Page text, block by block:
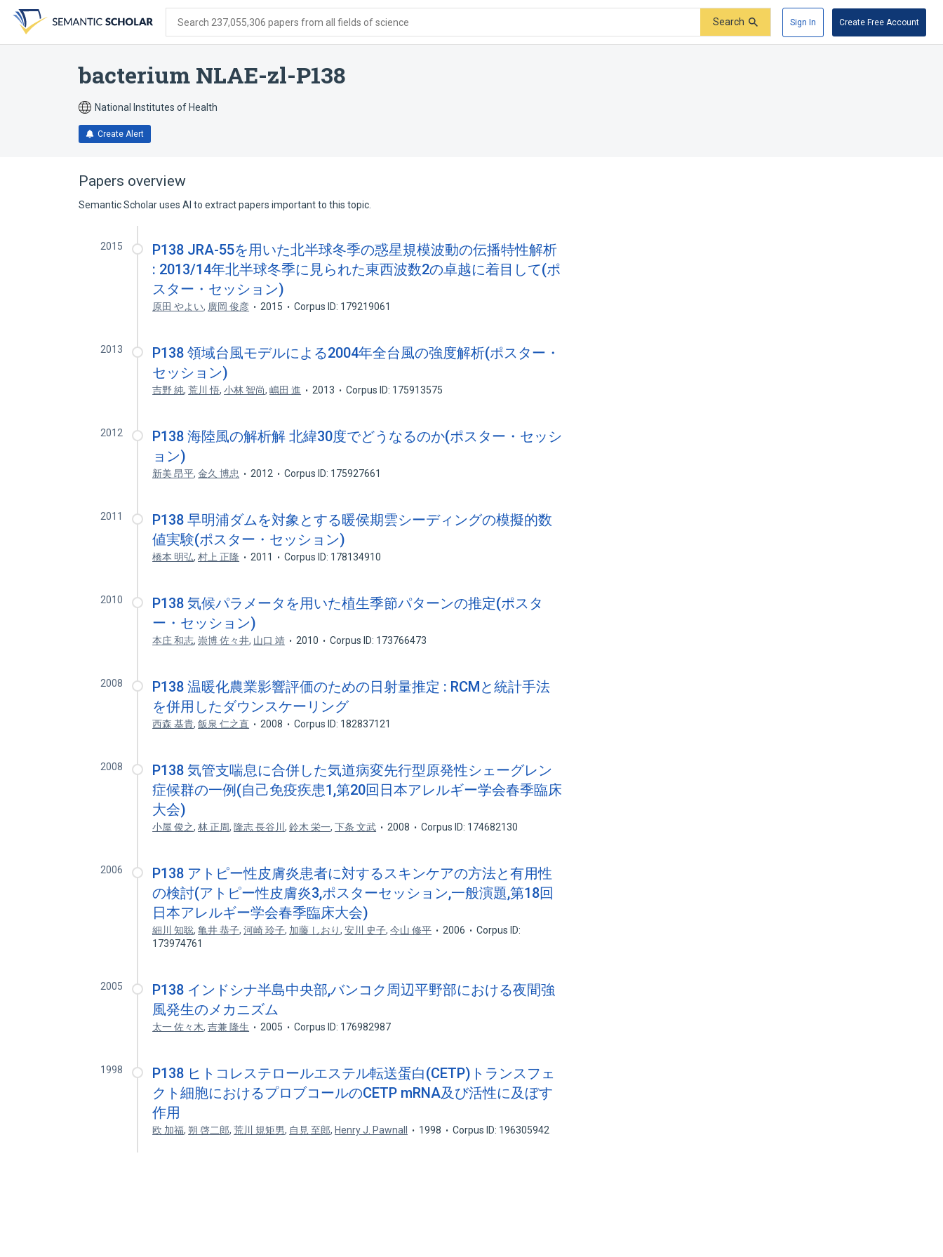
search
form
content
account
menu
Search 237,055,306 papers from all fields of science Search Sign In Create Free Account
bacterium NLAE-zl-P138
National Institutes of Health
Create Alert
Papers overview
Semantic Scholar uses AI to extract papers important to this topic.
2015
P138 JRA-55を用いた北半球冬季の惑星規模波動の伝播特性解析
: 2013/14年北半球冬季に見られた東西波数2の卓越に着目して(ポ
スター・セッション)
原田 やよい, 廣岡 俊彦 2015 Corpus ID: 179219061
2013
P138 領域台風モデルによる2004年全台風の強度解析(ポスター・
セッション)
吉野 純,荒川 悟,小林 智尚,嶋田 進 2013 Corpus ID: 175913575
2012
P138 海陸風の解析解 北緯30度でどうなるのか(ポスター・セッシ
ョン)
新美 昂平,金久 博忠 2012 Corpus ID: 175927661
2011
P138 早明浦ダムを対象とする暖侯期雲シーディングの模擬的数
値実験(ポスター・セッション)
橋本 明弘,村上 正隆 2011 Corpus ID: 178134910
2010
P138 気候パラメータを用いた植生季節パターンの推定(ポスタ
ー・セッション)
本庄 和志,崇博 佐々井, 山口 靖 2010 Corpus ID: 173766473
2008
P138 温暖化農業影響評価のための日射量推定 : RCMと統計手法
を併用したダウンスケーリング
西森 基貴,飯泉 仁之直 2008 Corpus ID: 182837121
2008
P138 気管支喘息に合併した気道病変先行型原発性シェーグレン
症候群の一例(自己免疫疾患1,第20回日本アレルギー学会春季臨床
大会)
小屋 俊之,林 正周, 隆志 長谷川,鈴木 栄一,下条 文武 2008 Corpus ID: 174682130
2006
P138 アトピー性皮膚炎患者に対するスキンケアの方法と有用性
の検討(アトピー性皮膚炎3,ポスターセッション,一般演題,第18回
日本アレルギー学会春季臨床大会)
細川 知聡,亀井 恭子,河崎 玲子, 加藤 しおり,安川 史子,今山 修平 2006
Corpus ID:
173974761
2005
P138 インドシナ半島中央部,バンコク周辺平野部における夜間強
風発生のメカニズム
太一 佐々木,吉兼 隆生 2005 Corpus ID: 176982987
1998
P138 ヒトコレステロールエステル転送蛋白(CETP)トランスフェ
クト細胞におけるプロブコールのCETP mRNA及び活性に及ぼす
作用
欧 加福, 朔 啓二郎,荒川 規矩男, 自見 至郎, Henry J. Pawnall 1998 Corpus ID: 196305942